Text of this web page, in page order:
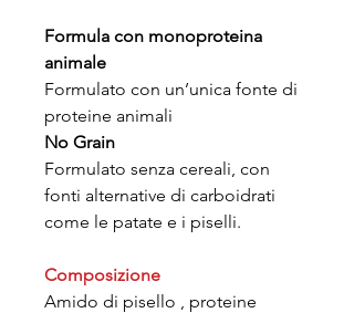
Formula con monoproteina
animale
Formulato con un’unica fonte di
proteine animali
No Grain
Formulato senza cereali, con
fonti alternative di carboidrati
come le patate e i piselli.
Composizione
Amido di pisello , proteine